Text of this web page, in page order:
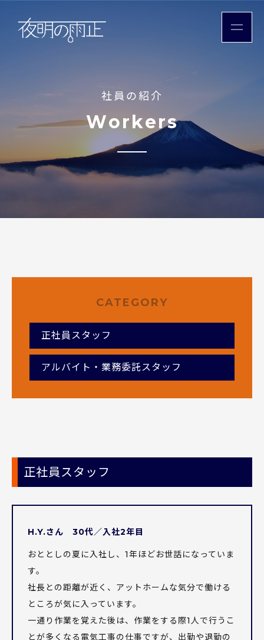
社員の紹介
Workers
CATEGORY
正社員スタッフ
アルバイト・業務委託スタッフ
正社員スタッフ
H.Y.さん 30代／入社2年目
おととしの夏に入社し、1年ほどお世話になっていま
す。
社長との距離が近く、アットホームな気分で働ける
ところが気に入っています。
一通り作業を覚えた後は、作業をする際1人で行うこ
とが多くなる電気工事の仕事ですが、出勤や退勤の